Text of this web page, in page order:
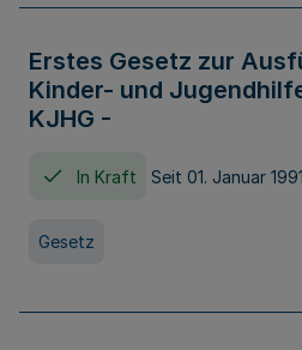
Erstes Gesetz zur
Kinder- und
KJHG -
In Kraft Seit 01. Januar 1991
Gesetz